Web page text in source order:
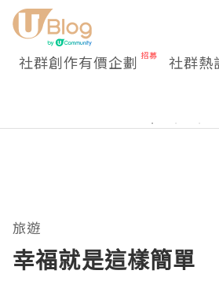
社群創作有價企劃 社群熱
旅遊
幸福就是這樣簡單